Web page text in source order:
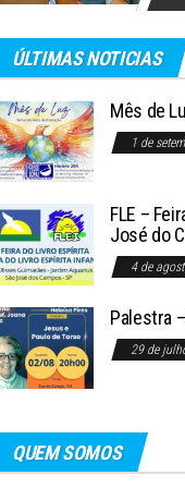
ÚLTIMAS NOTICIAS
Mês de
1 de
FLE –
José do
4 de
Palestra
29 de
QUEM SOMOS